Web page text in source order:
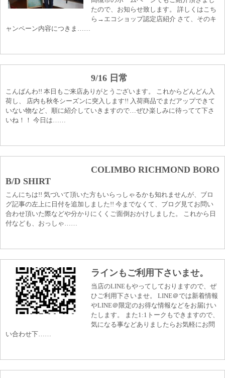
たので、お知らせ致します。 詳しくはこち
ら→エコショップ認定店紹介 さて、そのキ
ャンペーン内容につきま……
9/16 日常
こんばんわ!! 本日もご来店ありがとうございます。 これからどんどん入
荷し、 店内も秋冬シーズンに突入します!! 入荷商品でまだアップできて
いない物など、順に紹介していきますので…ぜひ楽しみに待ってて下さ
いね！！ 今日は……
COLIMBO RICHMOND BORO
B/D SHIRT
こんにちは!! 気づいて頂いた方もいらっしゃるかも知れませんが、ブロ
グ記事の左上に日付を追加しました!! 今までなくて、ブログ見てお問い
合わせ頂いた際などや分かりにくくご面倒おかけしました。 これから日
付なども、おっしゃ……
ラインもご利用下さいませ。
当店のLINEもやってしておりますので、ぜ
ひご利用下さいませ。 LINE＠では新着情報
やLINE＠限定のお得な情報などをお届けい
たします。 また1:1トークもできますので、
気になる事などありましたらお気軽にお問
い合わせ下……